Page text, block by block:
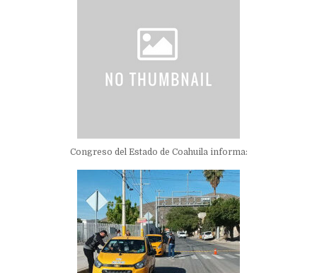
Congreso del Estado de Coahuila informa: